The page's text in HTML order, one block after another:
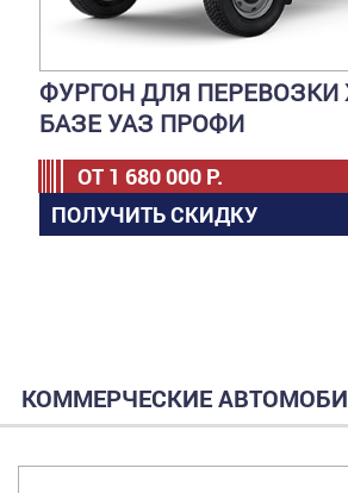
ФУРГОН ДЛЯ ПЕРЕВОЗКИ
БАЗЕ УАЗ ПРОФИ
ОТ 1 680 000 Р.
ПОЛУЧИТЬ СКИДКУ
КОММЕРЧЕСКИЕ